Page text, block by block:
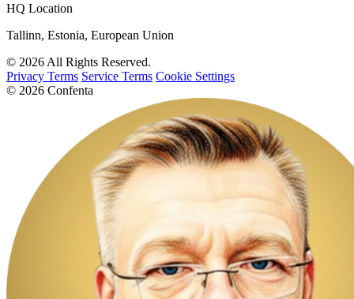
HQ Location
Tallinn, Estonia, European Union
© 2026 All Rights Reserved.
Privacy Terms Service Terms Cookie Settings
© 2026 Confenta